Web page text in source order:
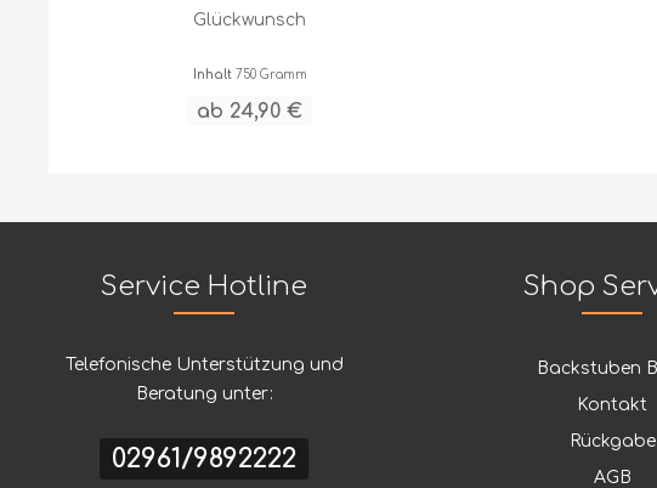
Glückwunsch
Inhalt 750 Gramm
ab 24,90 €
Service Hotline
Telefonische Unterstützung und
Beratung unter:
02961/9892222
Shop
Backstuben
Kontakt
Rückgabe
AGB